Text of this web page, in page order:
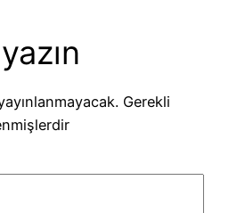
Gerekli